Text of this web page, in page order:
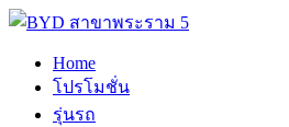
Skip
contentHome
โปรโมชั่น
รุ่นรถ